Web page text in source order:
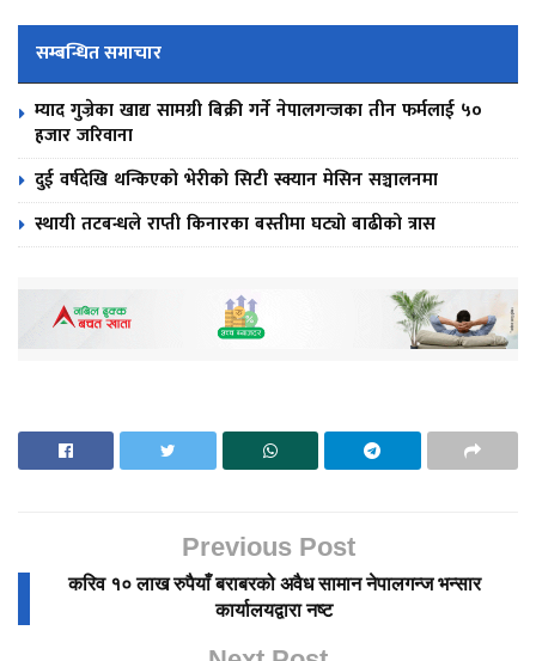
सम्बन्धित समाचार
म्याद गुज्रेका खाद्य सामग्री बिक्री गर्ने नेपालगन्जका तीन फर्मलाई ५०
हजार जरिवाना
दुई वर्षदेखि थन्किएको भेरीको सिटी स्क्यान मेसिन सञ्चालनमा
स्थायी तटबन्धले राप्ती किनारका बस्तीमा घट्यो बाढीको त्रास
Previous Post
करिव १० लाख रुपैयाँ बराबरको अवैध सामान नेपालगन्ज भन्सार
कार्यालयद्वारा नष्ट